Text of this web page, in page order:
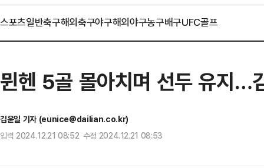
스포츠일반축구해외축구야구해외야구농구배구UFC골프
뮌헨 5골 몰아치며 선두 유지…
김윤일 기자 (eunice@dailian.co.kr)
입력 2024.12.21 08:52 수정 2024.12.21 08:53